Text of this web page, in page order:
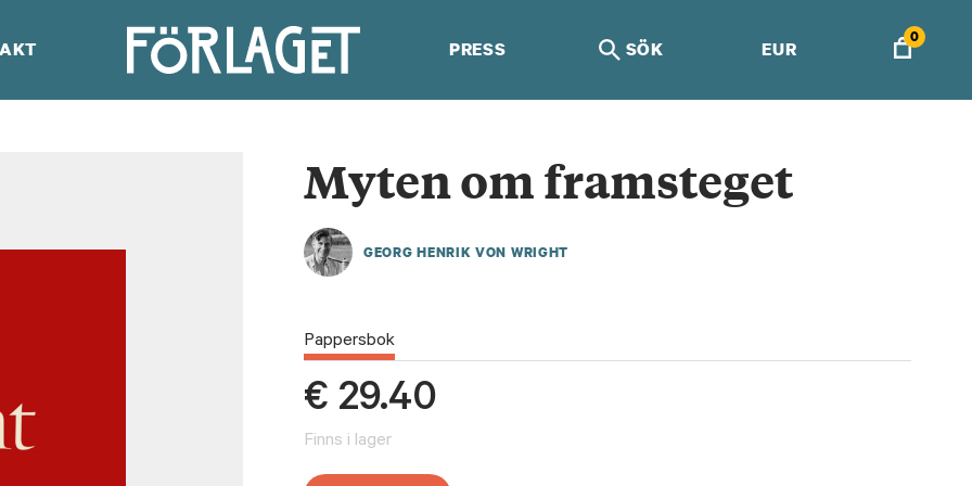
PRESS SÖK EUR
0
Myten om framsteget
GEORG HENRIK VON WRIGHT
Pappersbok
€ 29.40
Finns i lager